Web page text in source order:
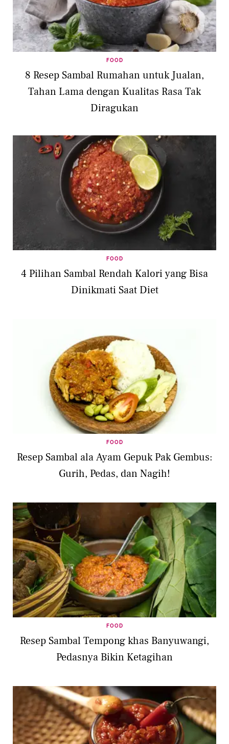
FOOD
8 Resep Sambal Rumahan untuk Jualan,
Tahan Lama dengan Kualitas Rasa Tak
Diragukan
FOOD
4 Pilihan Sambal Rendah Kalori yang Bisa
Dinikmati Saat Diet
FOOD
Resep Sambal ala Ayam Gepuk Pak Gembus:
Gurih, Pedas, dan Nagih!
FOOD
Resep Sambal Tempong khas Banyuwangi,
Pedasnya Bikin Ketagihan